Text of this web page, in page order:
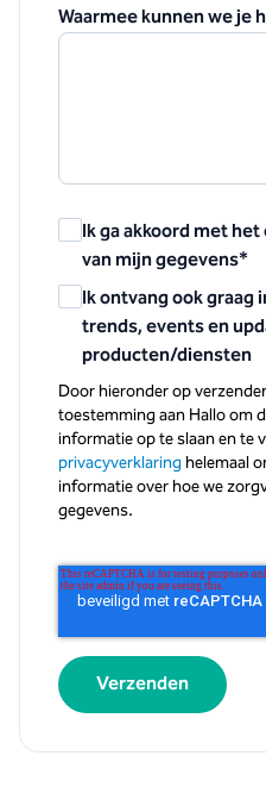
Waarmee kunnen we je
Ik ga akkoord met
van mijn gegevens*
Ik ontvang ook
trends, events en
producten/diensten
Door hieronder op
toestemming aan Hallo om
informatie op te slaan en te
privacyverklaring helemaal
informatie over hoe we
gegevens.